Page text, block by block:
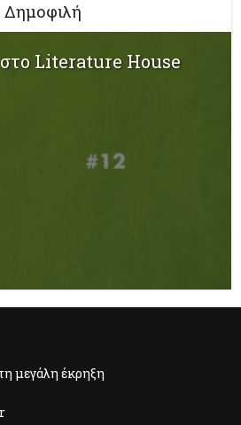
Δημοφιλή
Literature House
μεγάλη έκρηξη